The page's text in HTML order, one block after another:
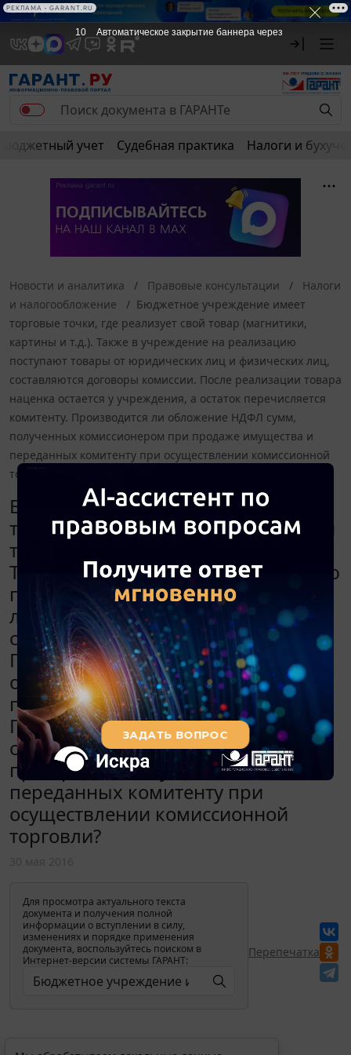
Бюджетный учет Судебная практика Налоги и
Новости и аналитика Правовые консультации
Налоги
и налогообложение
Бюджетное учреждение имеет
торговые точки, где реализует свой товар (магнитики,
картины и т.д.). Также в учреждение на реализацию
поступают товары от юридических лиц и физических лиц,
составляются договоры комиссии. После реализации товара
наценка остается у учреждения, а остаток перечисляется
комитенту. Производится ли обложение НДФЛ сумм,
полученных комиссионером при продаже имущества и
переданных комитенту при осуществлении комиссионной
торговли?
Бюджетное учреждение имеет
торговые точки, где реализует свой
товар (магнитики, картины и т.д.).
Также в учреждение на реализацию
поступают товары от юридических
лиц и физических лиц,
составляются договоры комиссии.
После реализации товара наценка
остается у учреждения, а остаток
перечисляется комитенту.
Производится ли обложение НДФЛ
сумм, полученных комиссионером
при продаже имущества и
переданных комитенту при
осуществлении комиссионной
торговли?
Для просмотра актуального текста
документа и получения полной
информации о вступлении в силу,
изменениях и порядке применения
документа, воспользуйтесь поиском в
Интернет-версии системы ГАРАНТ:
Перепечатка
10 Автоматическое закрытие баннера через
РЕКЛАМА • GARANT.RU